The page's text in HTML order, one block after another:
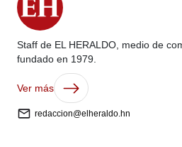
Staff de EL HERALDO, medio de
fundado en 1979.
Ver más
redaccion@elheraldo.hn